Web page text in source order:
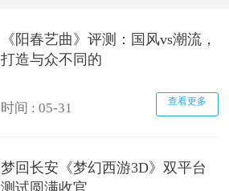
《阳春艺曲》评测：国风vs潮流，
打造与众不同的
时间 : 05-31 查看更多
梦回长安《梦幻西游3D》双平台